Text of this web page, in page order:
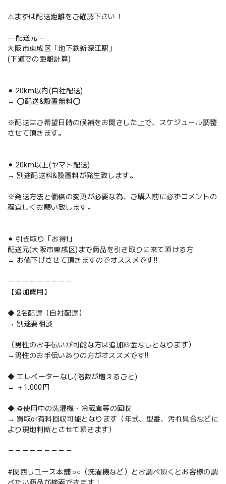
⚠️まずは配送距離をご確認下さい！
---配送元---
大阪市東成区「地下鉄新深江駅」
(下道での距離計算)
⚫︎ 20km以内(自社配送)
→ ⭕️配送&設置無料⭕️
※配送はご希望日時の候補をお聞きした上で、スケジュール調整
させて頂きます。
⚫︎ 20km以上(ヤマト配送)
→ 別途配送料&設置料が発生致します。
※発送方法と価格の変更が必要な為、ご購入前に必ずコメントの
程宜しくお願い致します。
⚫︎ 引き取り「お得❗️」
配送元(大阪市東成区)まで商品を引き取りに来て頂ける方
→ お値下げさせて頂きますのでオススメです‼️
－－－－－－－－－
【追加費用】
◆ 2名配達（自社配達）
→ 別途要相談
（男性のお手伝いが可能な方は追加料金なしとなります）
→男性のお手伝いありの方がオススメです‼️
◆ エレベーターなし(階数が増えるごと)
→ ＋1,000円
◆ ♻️使用中の洗濯機・冷蔵庫等の回収
→ 買取or有料回収可能となります（年式、型番、汚れ具合などに
より現地判断とさせて頂きます）
－－－－－－－－－
#関西リユース本舗 ○○（洗濯機など）とお調べ頂くとお客様の調